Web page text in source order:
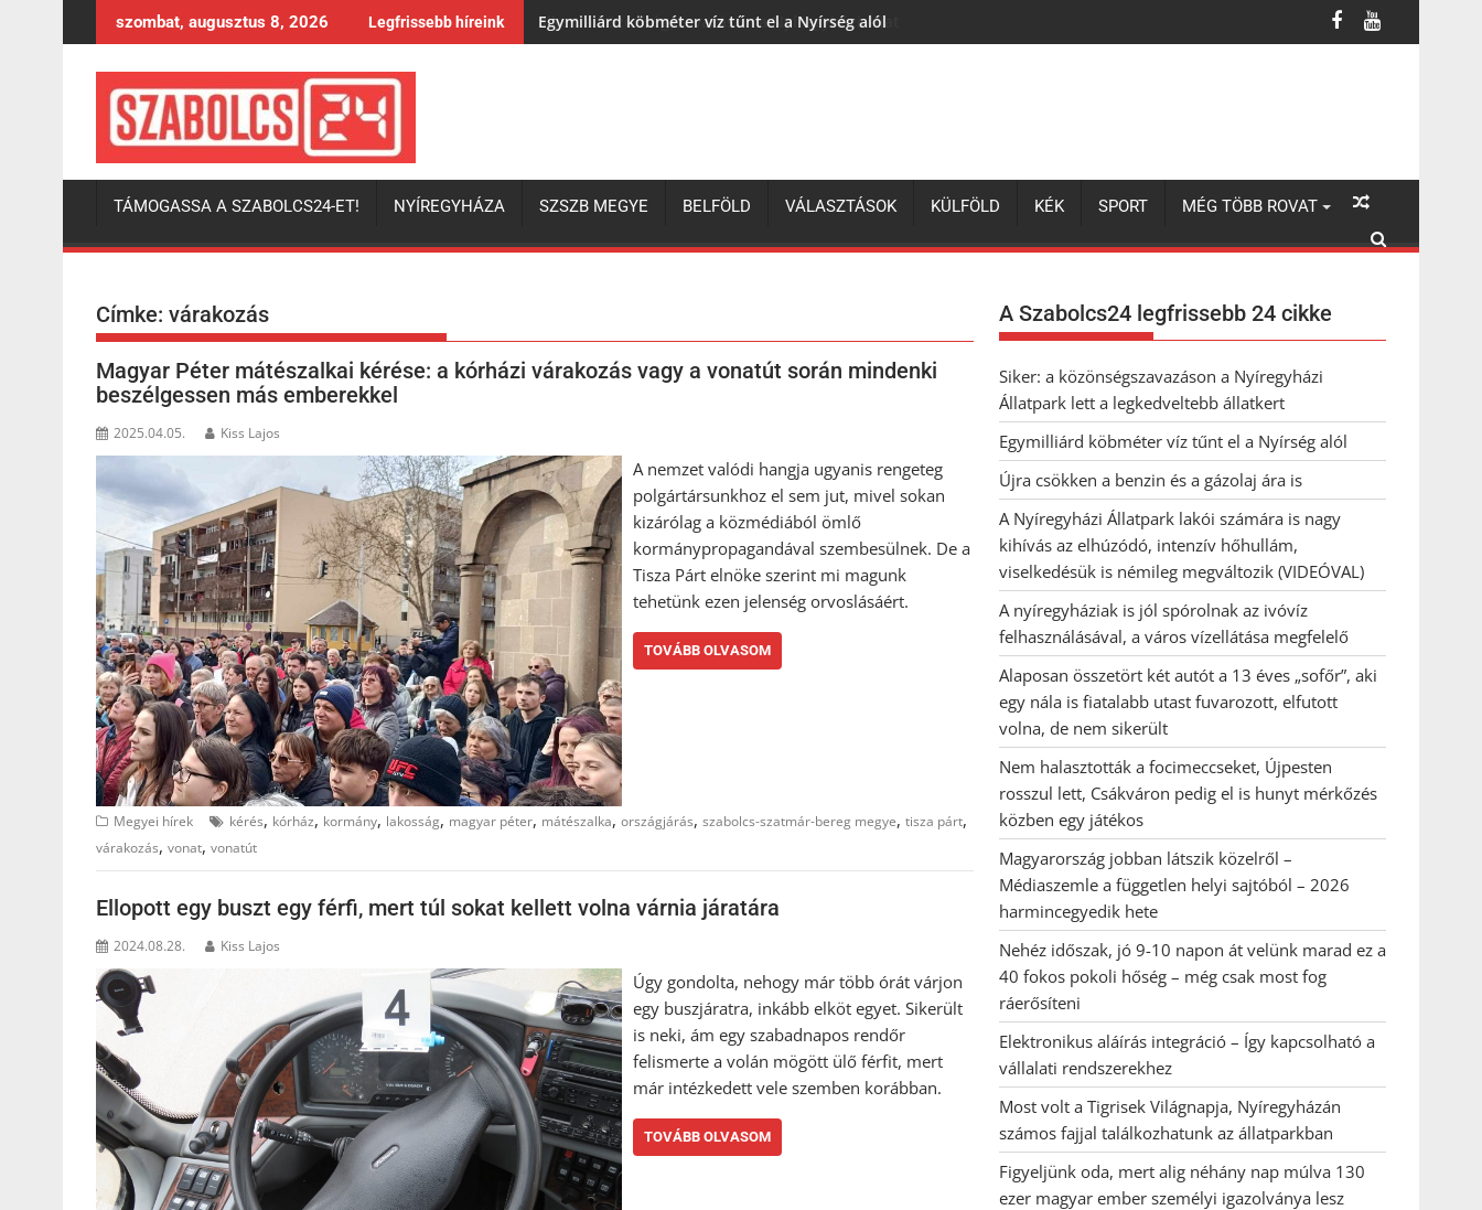
to
szombat, augusztus 8, 2026 Legfrissebb híreink Egymilliárd köbméter víz tűnt el a Nyírség alól
TÁMOGASSA A SZABOLCS24-ET! NYÍREGYHÁZA SZSZB MEGYE BELFÖLD VÁLASZTÁSOK KÜLFÖLD KÉK SPORT MÉG TÖBB ROVAT
Címke: várakozás
Magyar Péter mátészalkai kérése: a kórházi várakozás vagy a vonatút során mindenki
beszélgessen más emberekkel
2025.04.05. Kiss Lajos
A nemzet valódi hangja ugyanis rengeteg
polgártársunkhoz el sem jut, mivel sokan
kizárólag a közmédiából ömlő
kormánypropagandával szembesülnek. De a
Tisza Párt elnöke szerint mi magunk
tehetünk ezen jelenség orvoslásáért.
TOVÁBB OLVASOM
Megyei hírek kérés, kórház, kormány, lakosság, magyar péter, mátészalka, országjárás, szabolcs-szatmár-bereg megye, tisza párt,
várakozás, vonat, vonatút
Ellopott egy buszt egy férfi, mert túl sokat kellett volna várnia járatára
2024.08.28. Kiss Lajos
Úgy gondolta, nehogy már több órát várjon
egy buszjáratra, inkább elköt egyet. Sikerült
is neki, ám egy szabadnapos rendőr
felismerte a volán mögött ülő férfit, mert
már intézkedett vele szemben korábban.
TOVÁBB OLVASOM
A Szabolcs24 legfrissebb 24 cikke
Siker: a közönségszavazáson a Nyíregyházi
Állatpark lett a legkedveltebb állatkert
Egymilliárd köbméter víz tűnt el a Nyírség alól
Újra csökken a benzin és a gázolaj ára is
A Nyíregyházi Állatpark lakói számára is nagy
kihívás az elhúzódó, intenzív hőhullám,
viselkedésük is némileg megváltozik (VIDEÓVAL)
A nyíregyháziak is jól spórolnak az ivóvíz
felhasználásával, a város vízellátása megfelelő
Alaposan összetört két autót a 13 éves „sofőr”, aki
egy nála is fiatalabb utast fuvarozott, elfutott
volna, de nem sikerült
Nem halasztották a focimeccseket, Újpesten
rosszul lett, Csákváron pedig el is hunyt mérkőzés
közben egy játékos
Magyarország jobban látszik közelről –
Médiaszemle a független helyi sajtóból – 2026
harmincegyedik hete
Nehéz időszak, jó 9-10 napon át velünk marad ez a
40 fokos pokoli hőség – még csak most fog
ráerősíteni
Elektronikus aláírás integráció – Így kapcsolható a
vállalati rendszerekhez
Most volt a Tigrisek Világnapja, Nyíregyházán
számos fajjal találkozhatunk az állatparkban
Figyeljünk oda, mert alig néhány nap múlva 130
ezer magyar ember személyi igazolványa lesz